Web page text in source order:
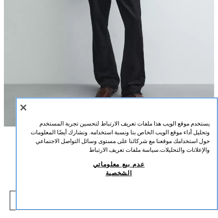
الوصف التركيبالقياسات
بسوار معصم قابل للتعديل بحلقة لاصقة. جيوب رقعة بقلاب على الصدر والورك. خصر
كبس.
نيلي فاتح 2634/200/434
معطف باركا قطني مغسول
1,990 EGP
EGP
يستخدم موقع الويب هذا ملفات تعريف الارتباط لتحسين تجربة المستخدم
وتحليل أداء موقع الويب الخاص بنا ونسبة استخدامه. ونشارك أيضًا المعلومات
حول استخدامك موقعنا مع شركائنا على مستوى وسائل التواصل الاجتماعي
والإعلانات والتحليلات.سياسة ملفات تعريف الارتباط
عدم بيع معلوماتي
الشخصية